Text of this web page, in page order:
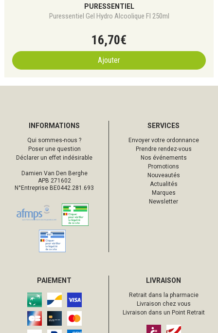
PURESSENTIEL
Puressentiel Gel Hydro Alcoolique Fl 250ml
16,70€
Ajouter
INFORMATIONS
Qui sommes-nous ?
Poser une question
Déclarer un effet indésirable
Damien Van Den Berghe
APB 271602
N°Entreprise BE0442.281.693
SERVICES
Envoyer votre ordonnance
Prendre rendez-vous
Nos événements
Promotions
Nouveautés
Actualités
Marques
Newsletter
PAIEMENT LIVRAISON
Retrait dans la pharmacie
Livraison chez vous
Livraison dans un Point Retrait